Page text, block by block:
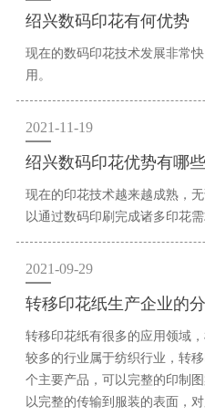
绍兴数码印花有何优势
现在的数码印花技术发展非常
用。
2021-11-19
绍兴数码印花优势有哪些
现在的印花技术越来越成熟，
以通过数码印刷完成诸多印花需
2021-09-29
转移印花纸生产企业的
转移印花纸有很多的应用领域
较多的行业属于纺织行业，转
个主要产品，可以完整的印制
以完整的传输到服装的表面，